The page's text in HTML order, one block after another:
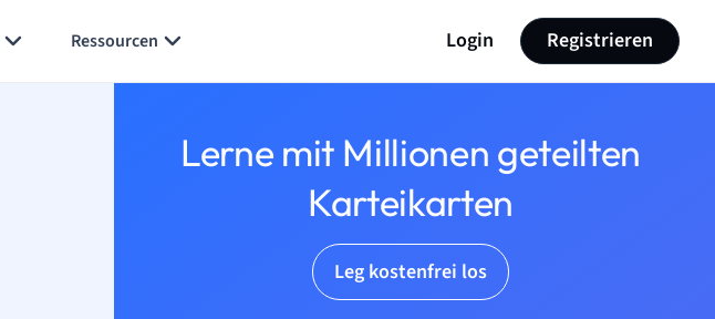
Ressourcen Login Registrieren
Lerne mit Millionen geteilten
Karteikarten
Leg kostenfrei los